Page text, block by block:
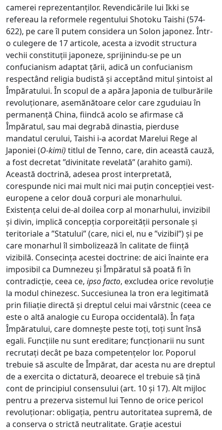
camerei reprezentanților. Revendicările lui Ikki se
refereau la reformele regentului Shotoku Taishi (574-
622), pe care îl putem considera un Solon japonez. Într-
o culegere de 17 articole, acesta a izvodit structura
vechii constituții japoneze, sprijinindu-se pe un
confucianism adaptat țării, adică un confucianism
respectând religia budistă și acceptând mitul șintoist al
Împăratului. În scopul de a apăra Japonia de tulburările
revoluționare, asemănătoare celor care zguduiau în
permanență China, fiindcă acolo se afirmase că
Împăratul, sau mai degrabă dinastia, pierduse
mandatul cerului, Taishi i-a acordat Marelui Rege al
Japoniei (O-kimi) titlul de Tenno, care, din această cauză,
a fost decretat ”divinitate revelată” (arahito gami).
Această doctrină, adesea prost interpretată,
corespunde nici mai mult nici mai puțin concepției vest-
europene a celor două corpuri ale monarhului.
Existența celui de-al doilea corp al monarhului, invizibil
și divin, implică concepția corporeității personale și
teritoriale a ”Statului” (care, nici el, nu e ”vizibil”) și pe
care monarhul îl simbolizează în calitate de ființă
vizibilă. Consecința acestei doctrine: de aici înainte era
imposibil ca Dumnezeu și Împăratul să poată fi în
contradicție, ceea ce, ipso facto, excludea orice revoluție
la modul chinezesc. Succesiunea la tron era legitimată
prin filiație directă și dreptul celui mai vârstnic (ceea ce
este o altă analogie cu Europa occidentală). În fața
Împăratului, care domnește peste toți, toți sunt însă
egali. Funcțiile nu sunt ereditare; funcționarii nu sunt
recrutați decât pe baza competențelor lor. Poporul
trebuie să asculte de Împărat, dar acesta nu are dreptul
de a exercita o dictatură, deoarece el trebuie să țină
cont de principiul consensului (art. 10 și 17). Alt mijloc
pentru a prezerva sistemul lui Tenno de orice pericol
revoluționar: obligația, pentru autoritatea supremă, de
a conserva o strictă neutralitate. Grație acestui